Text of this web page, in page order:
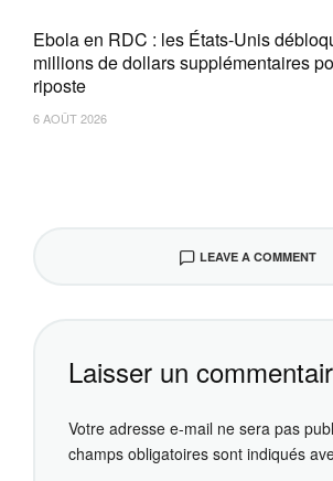
Ebola en RDC : les États-Unis
millions de dollars supplémentaires
riposte
6 AOÛT 2026
LEAVE A COMMENT
Laisser un
Votre adresse e-mail ne sera pas
champs obligatoires sont indiqués